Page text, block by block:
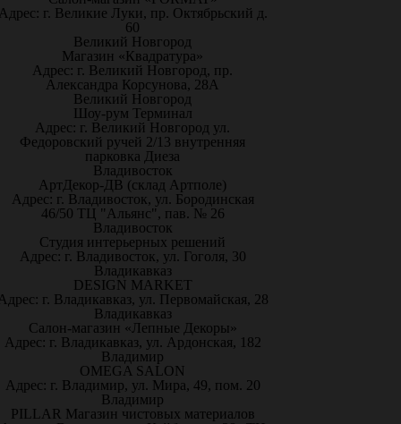
г. Великие Луки, пр. Октябрьский д.
60
Великий Новгород
Магазин «Квадратура»
Адрес: г. Великий Новгород, пр.
Александра Корсунова, 28А
Великий Новгород
Шоу-рум Терминал
Адрес: г. Великий Новгород ул.
Федоровский ручей 2/13 внутренняя
парковка Диеза
Владивосток
АртДекор-ДВ (склад Артполе)
Адрес: г. Владивосток, ул. Бородинская
46/50 ТЦ "Альянс", пав. № 26
Владивосток
Студия интерьерных решений
Адрес: г. Владивосток, ул. Гоголя, 30
Владикавказ
DESIGN MARKET
г. Владикавказ, ул. Первомайская, 28
Владикавказ
Салон-магазин «Лепные Декоры»
Адрес: г. Владикавказ, ул. Ардонская, 182
Владимир
OMEGA SALON
Адрес: г. Владимир, ул. Мира, 49, пом. 20
Владимир
PILLAR Магазин чистовых материалов